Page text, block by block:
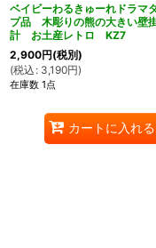
ベイビーわるきゅーれドラマ
プ品 木彫りの熊の大きい壁
計 お土産レトロ KZ7
2,900円(税別)
(税込 : 3,190円)
在庫数 1点
カートに入れる